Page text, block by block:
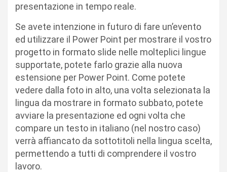
presentazione in tempo reale.
Se avete intenzione in futuro di fare un’evento
ed utilizzare il Power Point per mostrare il vostro
progetto in formato slide nelle molteplici lingue
supportate, potete farlo grazie alla nuova
estensione per Power Point. Come potete
vedere dalla foto in alto, una volta selezionata la
lingua da mostrare in formato subbato, potete
avviare la presentazione ed ogni volta che
compare un testo in italiano (nel nostro caso)
verrà affiancato da sottotitoli nella lingua scelta,
permettendo a tutti di comprendere il vostro
lavoro.